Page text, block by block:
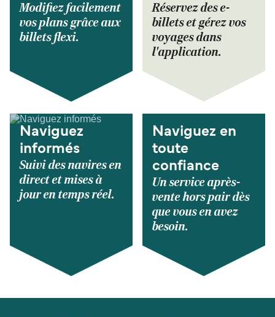
Modifiez facilement
vos plans grâce aux
billets flexi.
Réservez des e-
billets et gérez vos
voyages dans
l'application.
Naviguez
informés
Suivi des navires en
direct et mises à
jour en temps réel.
Naviguez en
toute
confiance
Un service après-
vente hors pair dès
que vous en avez
besoin.